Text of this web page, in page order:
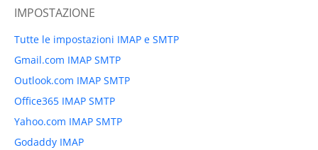
IMPOSTAZIONE
Tutte le impostazioni IMAP e SMTP
Gmail.com IMAP SMTP
Outlook.com IMAP SMTP
Office365 IMAP SMTP
Yahoo.com IMAP SMTP
Godaddy IMAP